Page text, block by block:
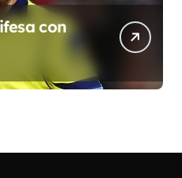
con